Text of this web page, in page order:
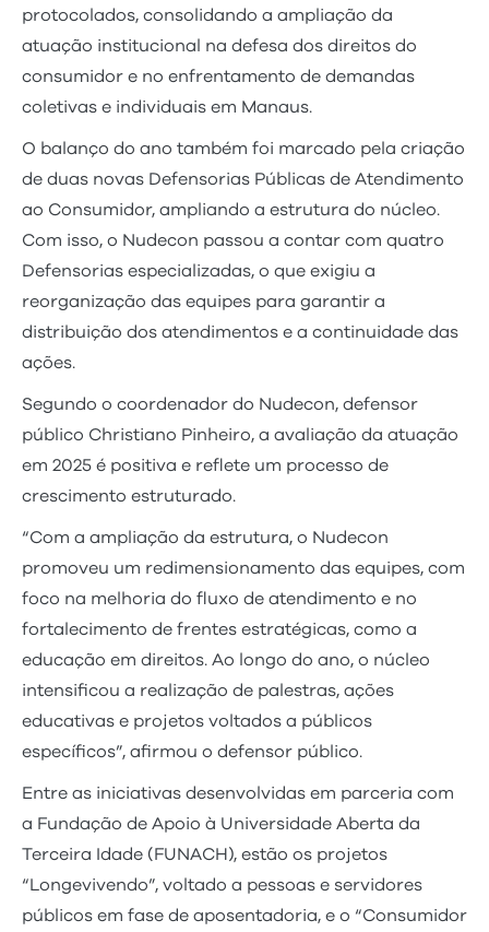
protocolados, consolidando a ampliação da
atuação institucional na defesa dos direitos do
consumidor e no enfrentamento de demandas
coletivas e individuais em Manaus.
O balanço do ano também foi marcado pela criação
de duas novas Defensorias Públicas de Atendimento
ao Consumidor, ampliando a estrutura do núcleo.
Com isso, o Nudecon passou a contar com quatro
Defensorias especializadas, o que exigiu a
reorganização das equipes para garantir a
distribuição dos atendimentos e a continuidade das
ações.
Segundo o coordenador do Nudecon, defensor
público Christiano Pinheiro, a avaliação da atuação
em 2025 é positiva e reflete um processo de
crescimento estruturado.
“Com a ampliação da estrutura, o Nudecon
promoveu um redimensionamento das equipes, com
foco na melhoria do fluxo de atendimento e no
fortalecimento de frentes estratégicas, como a
educação em direitos. Ao longo do ano, o núcleo
intensificou a realização de palestras, ações
educativas e projetos voltados a públicos
específicos”, afirmou o defensor público.
Entre as iniciativas desenvolvidas em parceria com
a Fundação de Apoio à Universidade Aberta da
Terceira Idade (FUNACH), estão os projetos
“Longevivendo”, voltado a pessoas e servidores
públicos em fase de aposentadoria, e o “Consumidor